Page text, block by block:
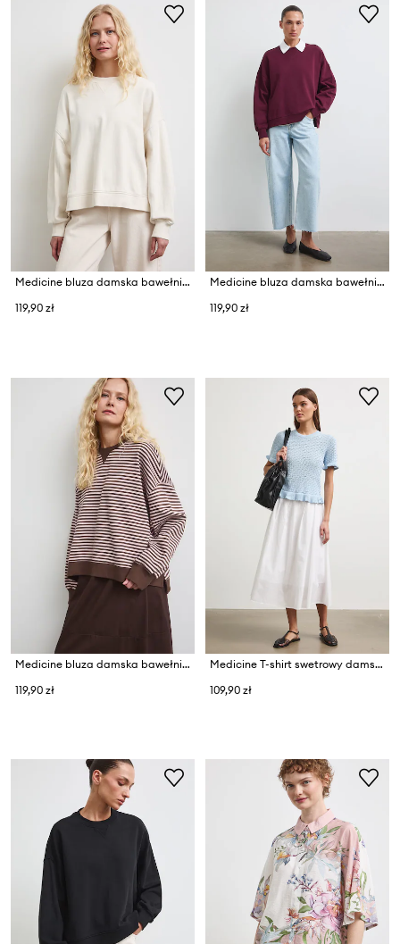
Medicine bluza damska bawełniana
119,90 zł
Medicine bluza damska bawełniana
119,90 zł
Medicine bluza damska bawełniana
119,90 zł
Medicine T-shirt swetrowy damski bawełniany
109,90 zł